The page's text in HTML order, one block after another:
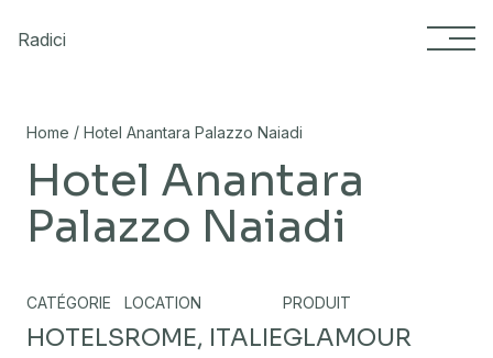
Radici
Home / Hotel Anantara Palazzo Naiadi
Hotel Anantara
Palazzo Naiadi
CATÉGORIE
HOTELS
LOCATION
ROME, ITALIE
PRODUIT
GLAMOUR